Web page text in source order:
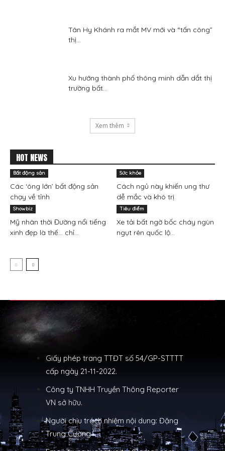
Tân Hy Khánh ra mắt MV mới và “tấn công”
thị...
Xu hướng thành phố thông minh dẫn dắt thị
trường bất...
Xem thêm
HOT NEWS
Bất động sản
Các ‘ông lớn’ bất động sản
chạy về tỉnh
Sức khỏe
Cách ngủ này khiến ung thư
dễ mắc và khó trị
Showbiz
Mỹ nhân thời Đường nổi tiếng
xinh đẹp là thế… chỉ...
Tiêu điểm
Xe tải bất ngờ bốc cháy ngùn
ngụt rên quốc lộ...
Giấy phép trang TTĐT số 54/GP-STTTT
cấp ngày 21-11-2022.
Công ty TNHH Truyền Thông Reporter
VN sở hữu.
Người chịu trách nhiệm nội dung: Đặng
Trung Cường